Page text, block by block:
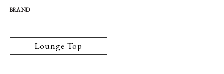
BRAND
Lounge Top